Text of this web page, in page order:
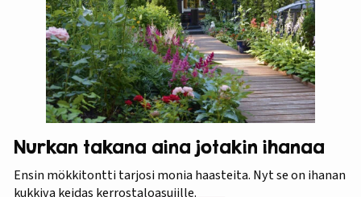
Nurkan takana aina jotakin ihanaa
Ensin mökkitontti tarjosi monia haasteita. Nyt se on ihanan
kukkiva keidas kerrostaloasujille.